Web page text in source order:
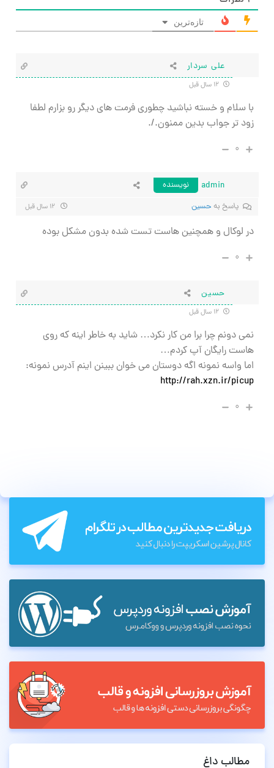
تازه‌ترین
علی سردار
با سلام و خسته نباشید چطوری فرمت های دیگر رو بزارم لطفا
زود تر جواب بدین ممنون./.
۰
admin
نویسنده
پاسخ به حسین
در لوکال و همچنین هاست تست شده بدون مشکل بوده
۰
حسین
نمی دونم چرا برا من کار نکرد… شاید به خاطر اینه که روی
هاست رایگان آپ کردم…
اما واسه نمونه اگه دوستان می خوان ببینن اینم آدرس نمونه:
http://rah.xzn.ir/picup
۰
مطالب داغ